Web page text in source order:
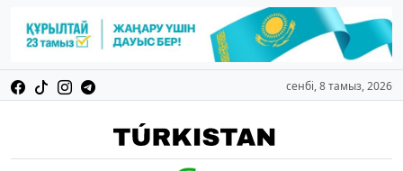
сенбі, 8 тамыз, 2026